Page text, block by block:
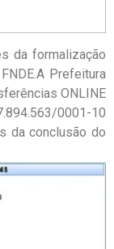
da formalização
Prefeitura
ONLINE
0001-10
da conclusão do